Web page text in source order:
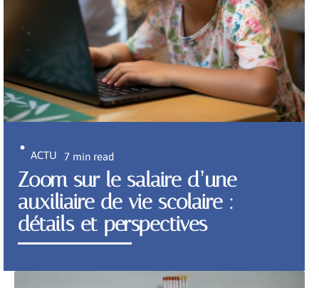
ACTU 7 min read
Zoom sur le salaire d’une
auxiliaire de vie scolaire :
détails et perspectives